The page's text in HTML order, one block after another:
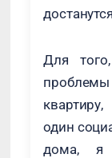
Для
один
дома, я